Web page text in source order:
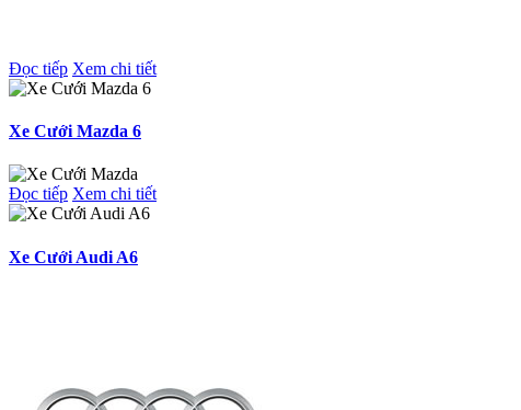
Đọc tiếp Xem chi tiết
Xe Cưới Mazda 6
Đọc tiếp Xem chi tiết
Xe Cưới Audi A6